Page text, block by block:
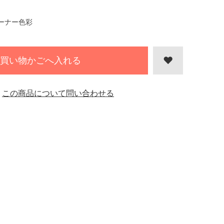
ナー色彩
買い物かごへ入れる
この商品について問い合わせる